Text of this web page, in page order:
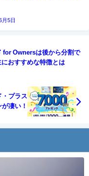
月5日
for Ownersは後から分割で
おすすめな特徴とは
プラス
凄い！